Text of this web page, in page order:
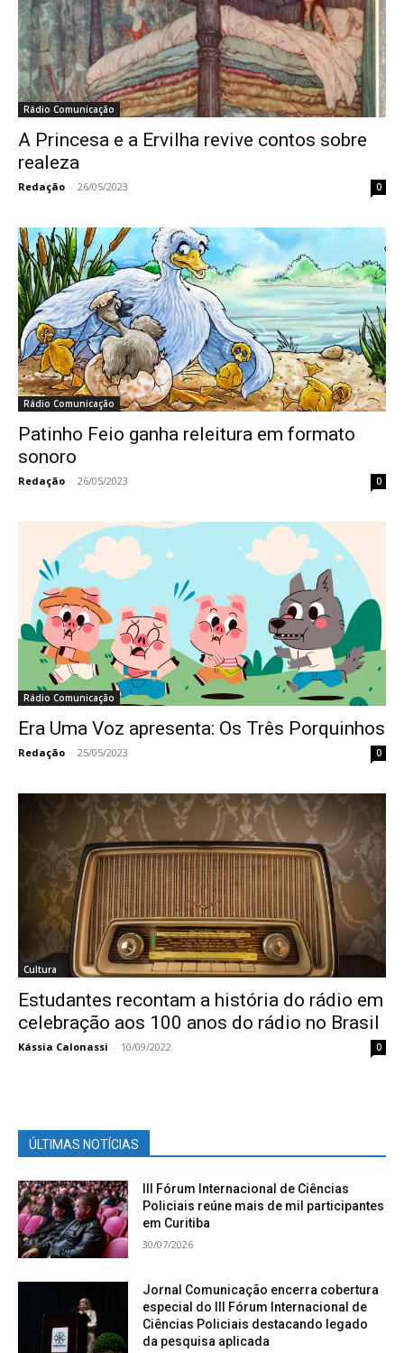
Rádio Comunicação
A Princesa e a Ervilha revive contos sobre
realeza
Redação - 26/05/2023 0
Rádio Comunicação
Patinho Feio ganha releitura em formato
sonoro
Redação - 26/05/2023 0
Rádio Comunicação
Era Uma Voz apresenta: Os Três Porquinhos
Redação - 25/05/2023 0
Cultura
Estudantes recontam a história do rádio em
celebração aos 100 anos do rádio no Brasil
Kássia Calonassi - 10/09/2022 0
ÚLTIMAS NOTÍCIAS
III Fórum Internacional de Ciências
Policiais reúne mais de mil participantes
em Curitiba
30/07/2026
Jornal Comunicação encerra cobertura
especial do III Fórum Internacional de
Ciências Policiais destacando legado
da pesquisa aplicada